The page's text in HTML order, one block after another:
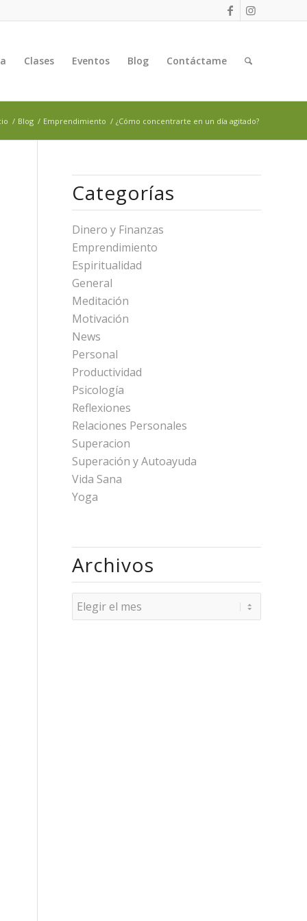
Clases Eventos Blog Contáctame
/ Blog / Emprendimiento / ¿Cómo concentrarte en un día agitado?
Categorías
Dinero y Finanzas
Emprendimiento
Espiritualidad
General
Meditación
Motivación
News
Personal
Productividad
Psicología
Reflexiones
Relaciones Personales
Superacion
Superación y Autoayuda
Vida Sana
Yoga
Archivos